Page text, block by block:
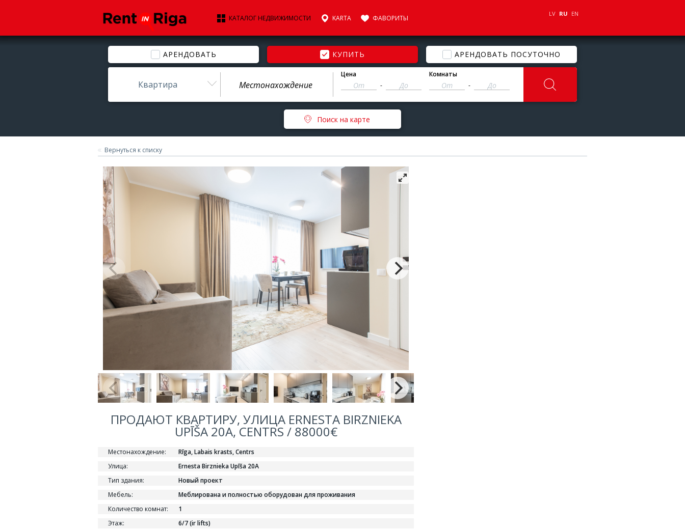
КАТАЛОГ НЕДВИЖИМОСТИ KARTA ФАВОРИТЫ
LV RU EN
АРЕНДОВАТЬ КУПИТЬ АРЕНДОВАТЬ ПОСУТОЧНО
Квартира
Цена
-
Комнаты
-
Поиск на карте
Вернуться к списку
ПРОДАЮТ КВАРТИРУ, УЛИЦА ERNESTA BIRZNIEKA
UPĪŠA 20A, CENTRS / 88000€
Местонахождение:
Rīga, Labais krasts, Centrs
Улица:
Ernesta Birznieka Upīša 20A
Тип здания:
Новый проект
Мебель:
Меблирована и полностью оборудован для проживания
Количество комнат:
1
Этаж:
6/7 (ir lifts)